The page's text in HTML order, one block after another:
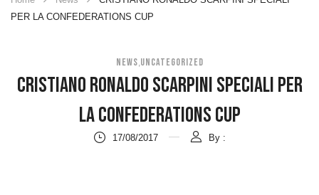
PER LA CONFEDERATIONS CUP
NEWS,UNCATEGORIZED
CRISTIANO RONALDO SCARPINI SPECIALI PER
LA CONFEDERATIONS CUP
17/08/2017 By :